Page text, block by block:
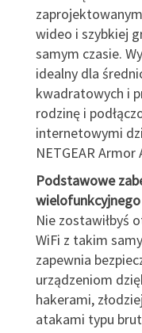
wideo i szybkiej
samym czasie.
idealny dla
kwadratowych i
rodzinę i
internetowymi
NETGEAR Armor
Podstawowe
wielofunkcyjnego
Nie zostawiłbyś
WiFi z takim
zapewnia
urządzeniom
hakerami,
atakami typu